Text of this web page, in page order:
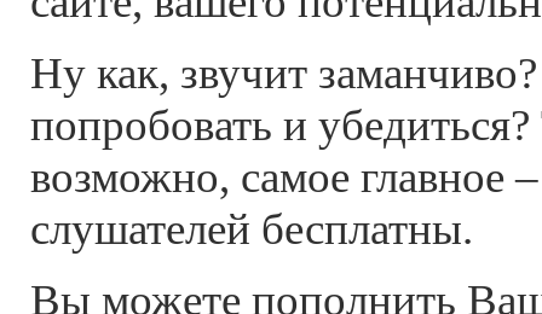
Ну как, звучит
попробовать и
возможно, самое главное
слушателей бесплатны.
Вы можете пополнить